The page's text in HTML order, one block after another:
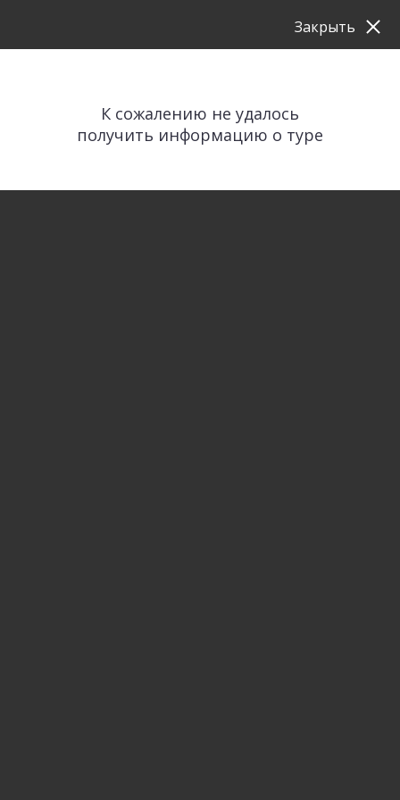
К сожалению не удалось
получить информацию о туре
Закрыть